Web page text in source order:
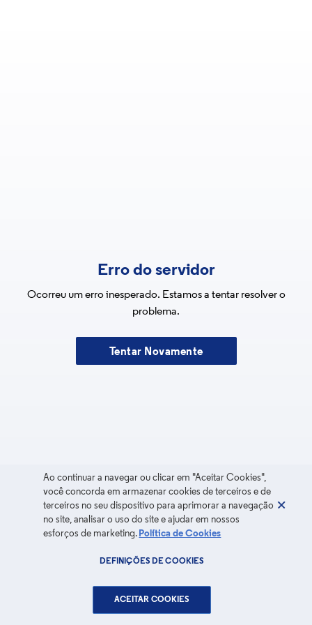
Erro do servidor
Ocorreu um erro inesperado. Estamos a tentar resolver o
problema.
Tentar Novamente
Ao continuar a navegar ou clicar em "Aceitar Cookies",
você concorda em armazenar cookies de terceiros e de
terceiros no seu dispositivo para aprimorar a navegação
no site, analisar o uso do site e ajudar em nossos
esforços de marketing. Política de Cookies
DEFINIÇÕES DE COOKIES
ACEITAR COOKIES